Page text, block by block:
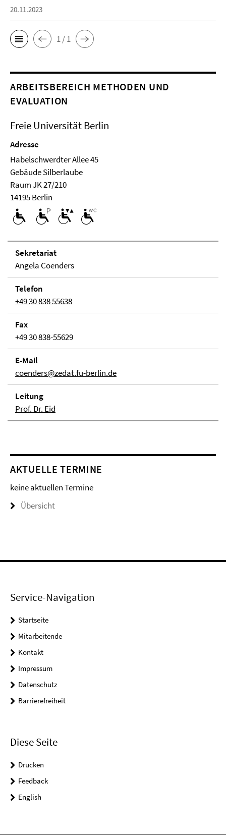
20.11.2023
1 / 1
ARBEITSBEREICH METHODEN UND
EVALUATION
Freie Universität Berlin
Adresse
Habelschwerdter Allee 45
Ge­bäude Silberlaube
Raum JK 27/210
14195 Berlin
Se­kre­ta­ri­at
Angela Coenders
Telefon
+49 30 838 55638
Fax
+49 30 838-55629
E-Mail
coenders@zedat.fu-berlin.de
Lei­tung
Prof. Dr. Eid
AKTUELLE TERMINE
keine aktuellen Termine
Übersicht
Service-Navigation
Startseite
Mitarbeitende
Kontakt
Impressum
Datenschutz
Barrierefreiheit
Diese Seite
Drucken
Feedback
English